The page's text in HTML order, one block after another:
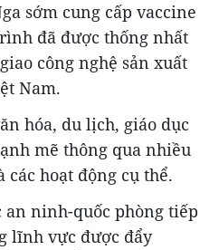
sớm cung cấp vaccine
đã được thống nhất
công nghệ sản xuất
Nam.
hóa, du lịch, giáo dục
mẽ thông qua nhiều
các hoạt động cụ thể.
ninh-quốc phòng tiếp
lĩnh vực được đẩy